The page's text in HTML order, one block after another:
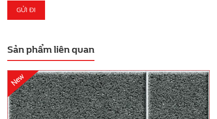
Sản phẩm liên quan